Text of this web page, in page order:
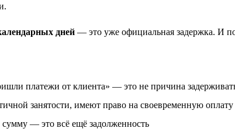
дней — это уже официальная задержка. И
платежи от клиента» — это не причина
занятости, имеют право на своевременную оплату
— это всё ещё задолженность